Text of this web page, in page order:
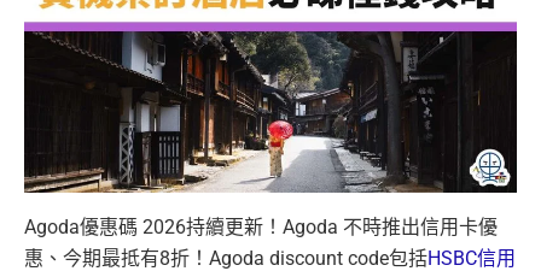
Agoda優惠碼 2026持續更新！Agoda 不時推出信用卡優
惠、今期最抵有8折！Agoda discount code包括HSBC信用